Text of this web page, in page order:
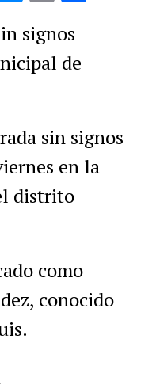
signos
de
sin signos
en la
distrito
como
conocido